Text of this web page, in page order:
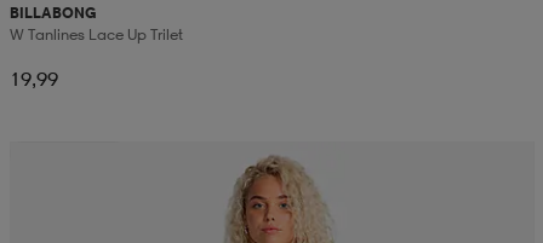
BILLABONG
W Tanlines Lace Up Trilet
19,99